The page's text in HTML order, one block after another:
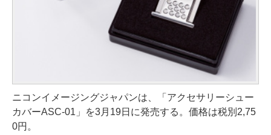
ニコンイメージングジャパンは、「アクセサリーシュー
カバーASC-01」を3月19日に発売する。価格は税別2,75
0円。